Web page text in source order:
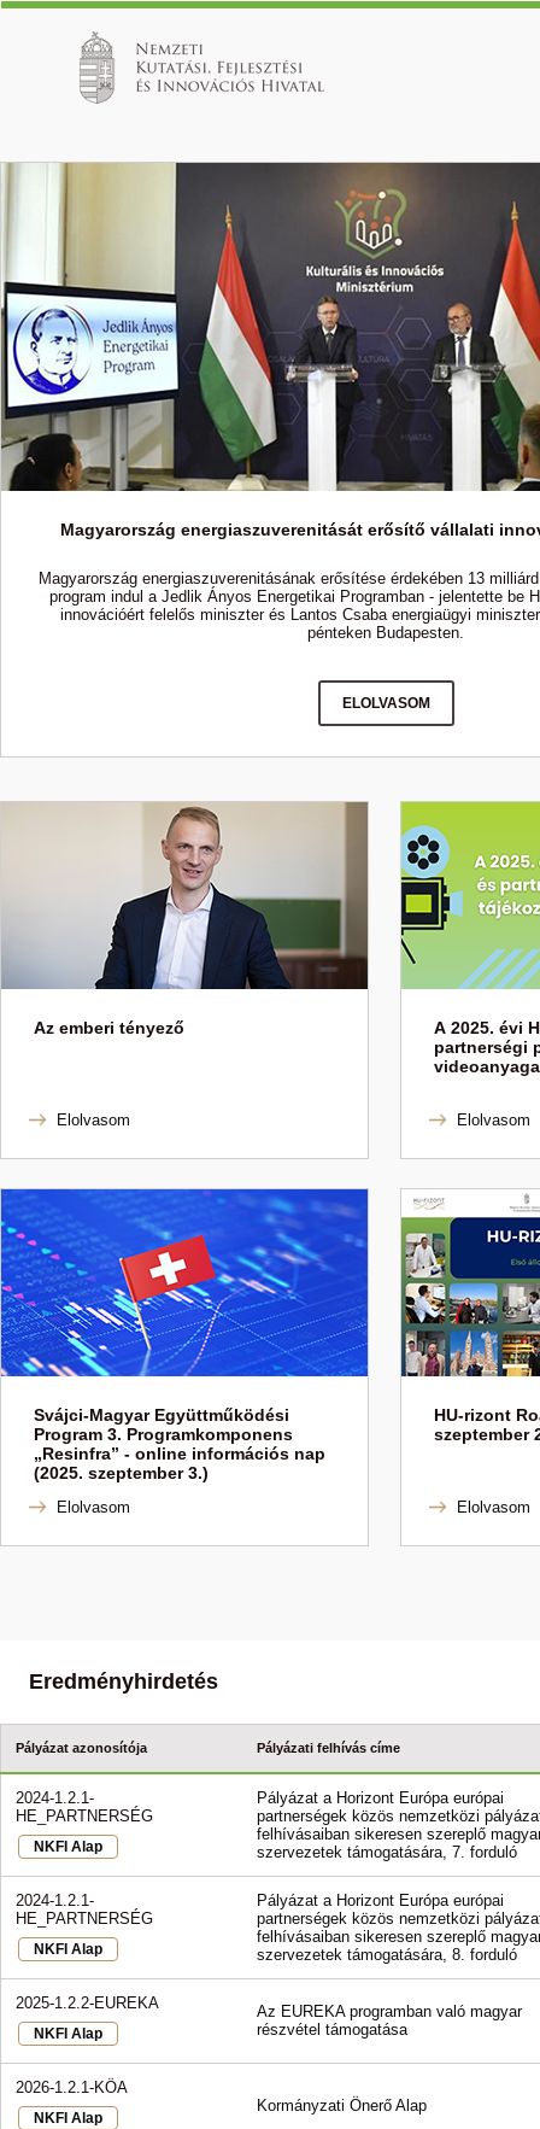
Magyarország energiaszuverenitását erősítő vállalati
Magyarország energiaszuverenitásának erősítése érdekében 13
program indul a Jedlik Ányos Energetikai Programban - jelentette be
innovációért felelős miniszter és Lantos Csaba energiaügyi
pénteken Budapesten.
ELOLVASOM
Az emberi tényező
Elolvasom
A 2025. évi
partnerségi
Elolvasom
Svájci-Magyar Együttműködési
Program 3. Programkomponens
„Resinfra” - online információs nap
(2025. szeptember 3.)
Elolvasom
HU-rizont
szeptember
Elolvasom
Eredményhirdetés
Pályázat azonosítója Pályázati felhívás címe
2024-1.2.1-
HE_PARTNERSÉG
NKFI Alap
Pályázat a Horizont Európa európai
partnerségek közös nemzetközi
felhívásaiban sikeresen szereplő
szervezetek támogatására, 7. forduló
2024-1.2.1-
HE_PARTNERSÉG
NKFI Alap
Pályázat a Horizont Európa európai
partnerségek közös nemzetközi
felhívásaiban sikeresen szereplő
szervezetek támogatására, 8. forduló
2025-1.2.2-EUREKA
NKFI Alap
Az EUREKA programban való magyar
részvétel támogatása
2026-1.2.1-KÖA
NKFI Alap
Kormányzati Önerő Alap